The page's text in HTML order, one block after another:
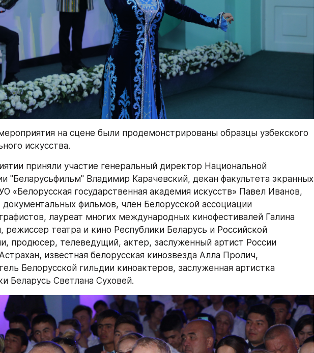
на сцене были продемонстрированы образцы узбекского
искусства.
приняли участие генеральный директор Национальной
"Беларусьфильм" Владимир Карачевский, декан факультета экранных
«Белорусская государственная академия искусств» Павел Иванов,
фильмов, член Белорусской ассоциации
лауреат многих международных кинофестивалей Галина
режиссер театра и кино Республики Беларусь и Российской
продюсер, телеведущий, актер, заслуженный артист России
известная белорусская кинозвезда Алла Пролич,
Белорусской гильдии киноактеров, заслуженная артистка
Беларусь Светлана Суховей.